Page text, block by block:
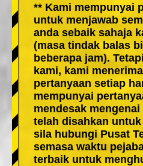
** Kami mempunyai
untuk menjawab
anda sebaik sahaja
(masa tindak balas
beberapa jam).
kami, kami
pertanyaan setiap
mempunyai
mendesak
telah disahkan
sila hubungi Pusat
semasa waktu
terbaik untuk